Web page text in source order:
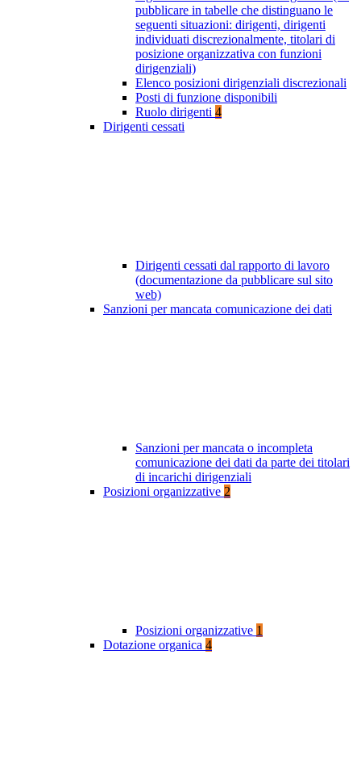
pubblicare in tabelle che distinguano le
seguenti situazioni: dirigenti, dirigenti
individuati discrezionalmente, titolari di
posizione organizzativa con funzioni
dirigenziali)
Elenco posizioni dirigenziali discrezionali
Posti di funzione disponibili
Ruolo dirigenti 4
Dirigenti cessati
Dirigenti cessati dal rapporto di lavoro
(documentazione da pubblicare sul sito
web)
Sanzioni per mancata comunicazione dei dati
Sanzioni per mancata o incompleta
comunicazione dei dati da parte dei titolari
di incarichi dirigenziali
Posizioni organizzative 2
Posizioni organizzative 1
Dotazione organica 4